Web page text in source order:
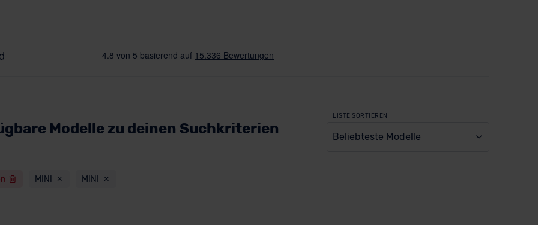
Modelle zu deinen Suchkriterien
LISTE SORTIEREN
Beliebteste Modelle
MINI MINI